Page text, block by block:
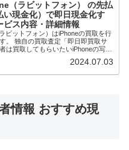
（ラビットフォン） の先払
い現金化）で即日現金化す
ビス内容・詳細情報
ビットフォン）はiPhoneの買取を行
。 独自の買取査定「即日即買取サ
は買取してもらいたいiPhoneの写真
定と買取価格が確定次第先払いで現金
とで即日...
2024.07.03
情報 おすすめ現